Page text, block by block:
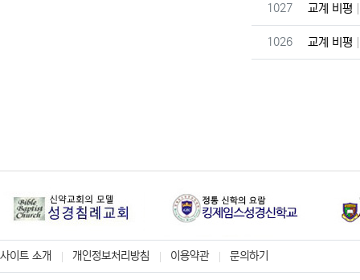
번호
1027 교계 비평
번호
1026 교계 비평
사이트 소개 개인정보처리방침 이용약관 문의하기